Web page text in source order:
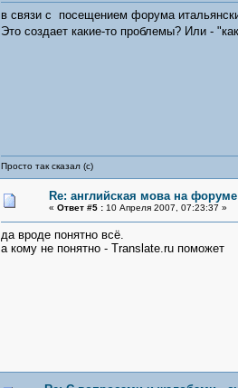
в связи с посещением форума
Это создает какие-то проблемы? Или -
Просто так сказал (с)
Re: английская мова на форуме
« Ответ #5 :10 Апреля 2007, 07:23:37 »
да вроде понятно всё.
а кому не понятно - Translate.ru поможет